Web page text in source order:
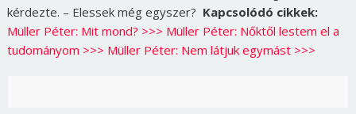
kérdezte. – Elessek még egyszer? Kapcsolódó cikkek:
Müller Péter: Mit mond? >>> Müller Péter: Nőktől lestem el a
tudományom >>> Müller Péter: Nem látjuk egymást >>>